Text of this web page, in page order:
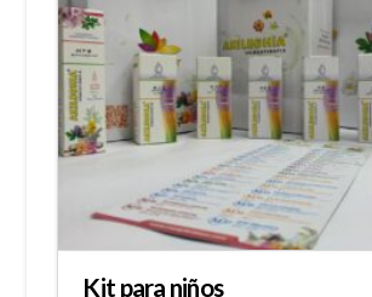
Kit para niños